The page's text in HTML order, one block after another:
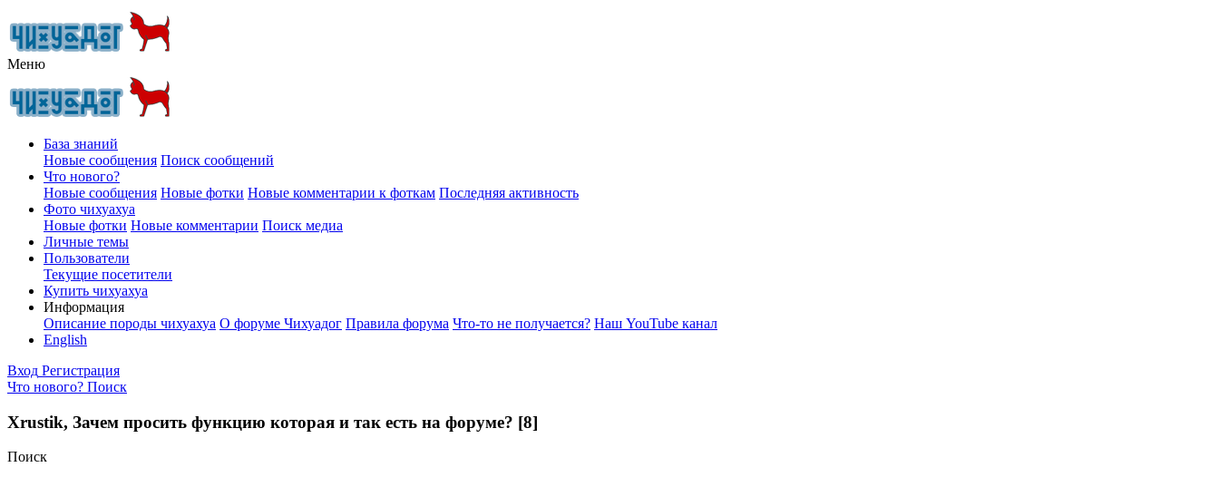
Меню
База знаний
Новые сообщения Поиск сообщений
Что нового?
Новые сообщения Новые фотки Новые комментарии к фоткам Последняя активность
Фото чихуахуа
Новые фотки Новые комментарии Поиск медиа
Личные темы
Пользователи
Текущие посетители
Купить чихуахуа
Информация
Описание породы чихуахуа О форуме Чихуадог Правила форума Что-то не получается? Наш YouTube канал
English
Вход Регистрация
Что нового? Поиск
Xrustik, Зачем просить функцию которая и так есть на форуме? [8]
Поиск